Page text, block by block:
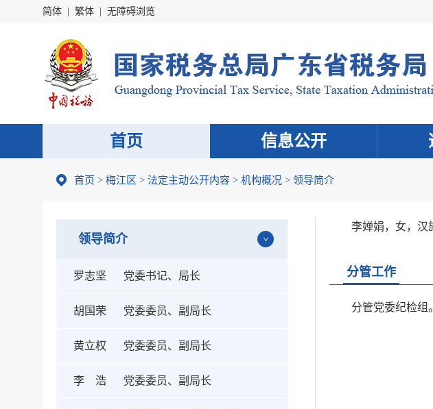
简体 繁体 无障碍浏览
首页 信息公开
首页 > 梅江区 > 法定主动公开内容 > 机构概况 > 领导简介
领导简介
罗志坚 党委书记、局长
胡国荣 党委委员、副局长
黄立权 党委委员、副局长
李 浩 党委委员、副局长
李婵娟，女，汉
分管工作
分管党委纪检组。